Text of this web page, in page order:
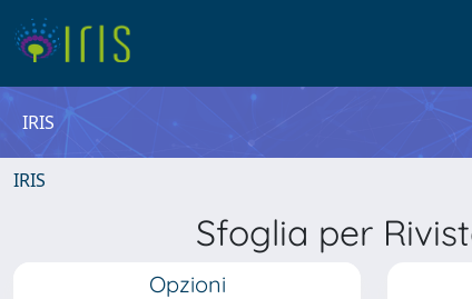
IRIS
IRIS
Sfoglia per
Opzioni